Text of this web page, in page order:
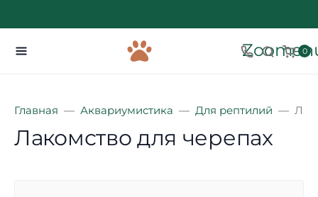
0
Главная Аквариумистика Для рептилий
Лакомство для черепах